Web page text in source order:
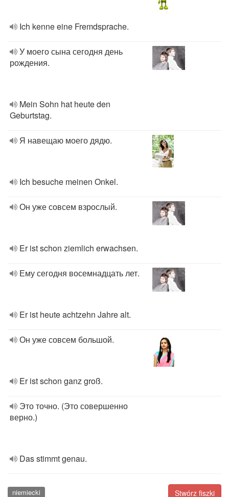
Ich kenne eine Fremdsprache.
У моего сына сегодня день
рождения.
Mein Sohn hat heute den
Geburtstag.
Я навещаю моего дядю.
Ich besuche meinen Onkel.
Он уже совсем взрослый.
Er ist schon ziemlich erwachsen.
Ему сегодня восемнадцать лет.
Er ist heute achtzehn Jahre alt.
Он уже совсем большой.
Er ist schon ganz groß.
Это точно. (Это совершенно
верно.)
Das stimmt genau.
Stwórz fiszki
niemiecki